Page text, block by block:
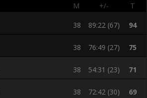
М +/- Т
38 89:22 (67) 94
38 76:49 (27) 75
38 54:31 (23) 71
38 72:42 (30) 69